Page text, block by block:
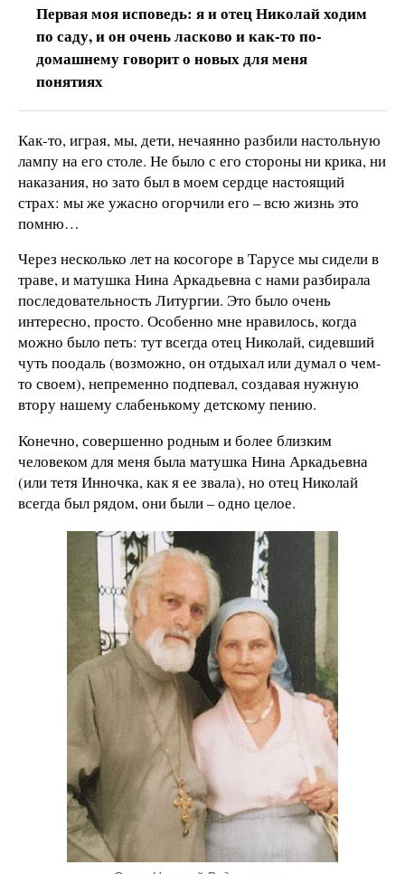
Первая моя исповедь: я и отец Николай ходим
по саду, и он очень ласково и как-то по-
домашнему говорит о новых для меня
понятиях
Как-то, играя, мы, дети, нечаянно разбили настольную
лампу на его столе. Не было с его стороны ни крика, ни
наказания, но зато был в моем сердце настоящий
страх: мы же ужасно огорчили его – всю жизнь это
помню…
Через несколько лет на косогоре в Тарусе мы сидели в
траве, и матушка Нина Аркадьевна с нами разбирала
последовательность Литургии. Это было очень
интересно, просто. Особенно мне нравилось, когда
можно было петь: тут всегда отец Николай, сидевший
чуть поодаль (возможно, он отдыхал или думал о чем-
то своем), непременно подпевал, создавая нужную
втору нашему слабенькому детскому пению.
Конечно, совершенно родным и более близким
человеком для меня была матушка Нина Аркадьевна
(или тетя Инночка, как я ее звала), но отец Николай
всегда был рядом, они были – одно целое.